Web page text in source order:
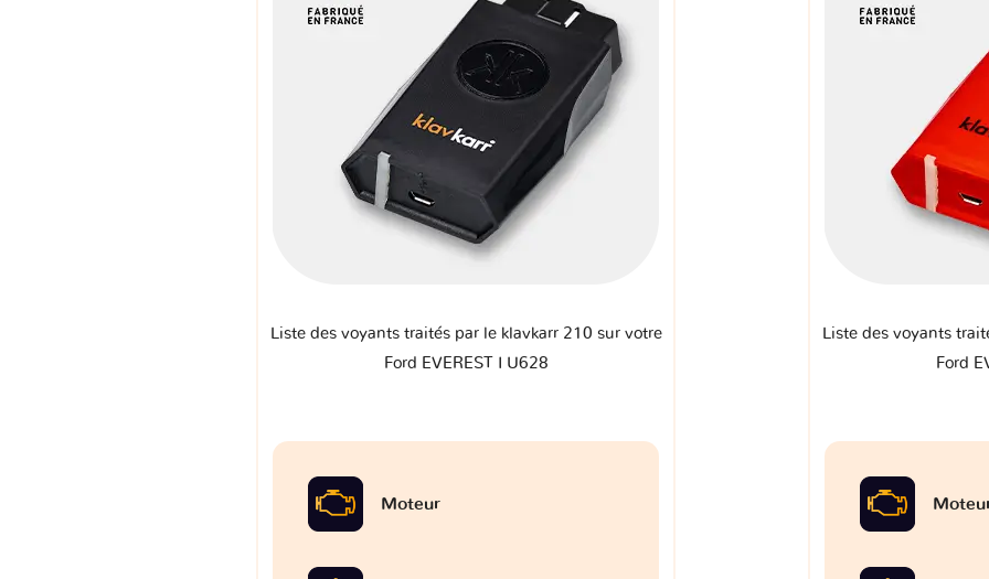
Liste des voyants traités par le klavkarr 210 sur votre
Ford EVEREST I U628
Moteur
Liste des voyants
Ford